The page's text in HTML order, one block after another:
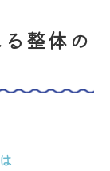
整体の